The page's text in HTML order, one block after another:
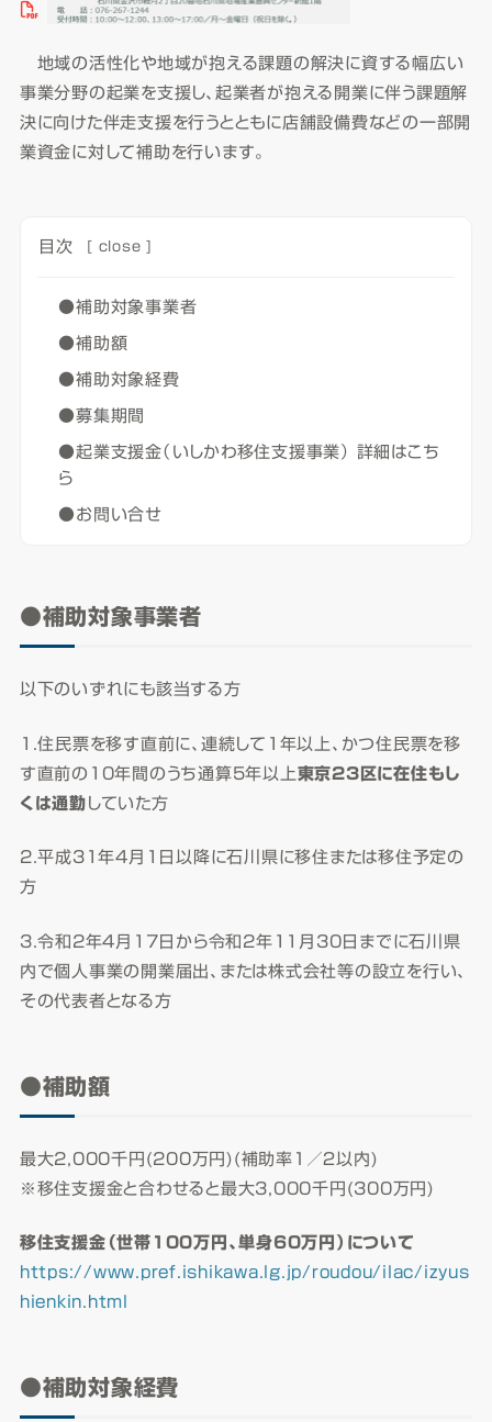
地域の活性化や地域が抱える課題の解決に資する幅広い
事業分野の起業を支援し、起業者が抱える開業に伴う課題解
決に向けた伴走支援を行うとともに店舗設備費などの一部開
業資金に対して補助を行います。
目次 [ close ]
●補助対象事業者
●補助額
●補助対象経費
●募集期間
●起業支援金（いしかわ移住支援事業） 詳細はこち
ら
●お問い合せ
●補助対象事業者
以下のいずれにも該当する方
1.住民票を移す直前に、連続して1年以上、かつ住民票を移
す直前の10年間のうち通算5年以上東京23区に在住もし
くは通勤 していた方
2.平成31年4月1日以降に石川県に移住または移住予定の
方
3.令和2年4月17日から令和2年11月30日までに石川県
内で個人事業の開業届出、または株式会社等の設立を行い、
その代表者となる方
●補助額
最大2,000千円(200万円)(補助率１／２以内)
※移住支援金と合わせると最大3,000千円(300万円)
移住支援金（世帯100万円、単身60万円）について
https://www.pref.ishikawa.lg.jp/roudou/ilac/izyus
hienkin.html
●補助対象経費